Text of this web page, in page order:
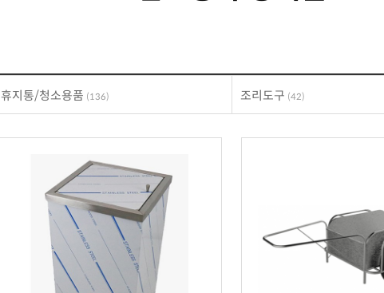
휴지통/청소용품 (136) 조리도구 (42)